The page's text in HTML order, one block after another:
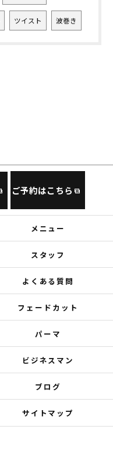
ツイスト 波巻き
ご予約はこちら
メニュー
スタッフ
よくある質問
フェードカット
パーマ
ビジネスマン
ブログ
サイトマップ